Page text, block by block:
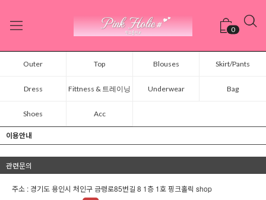
0
Outer Top Blouses Skirt/Pants
Dress Fittness & 트레이닝 Underwear Bag
Shoes Acc
이용안내
관련문의
주소 : 경기도 용인시 처인구 금령로85번길 8 1층 1호 핑크홀릭 shop